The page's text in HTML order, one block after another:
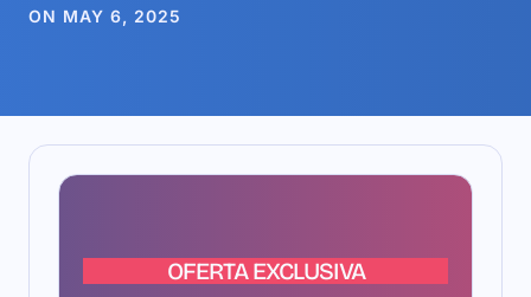
ON MAY 6, 2025
OFERTA EXCLUSIVA